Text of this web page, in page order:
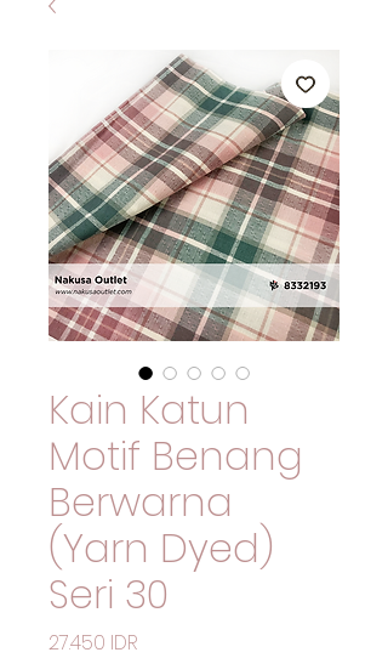
Kain Katun
Motif Benang
Berwarna
(Yarn Dyed)
Seri 30
27.450 IDR